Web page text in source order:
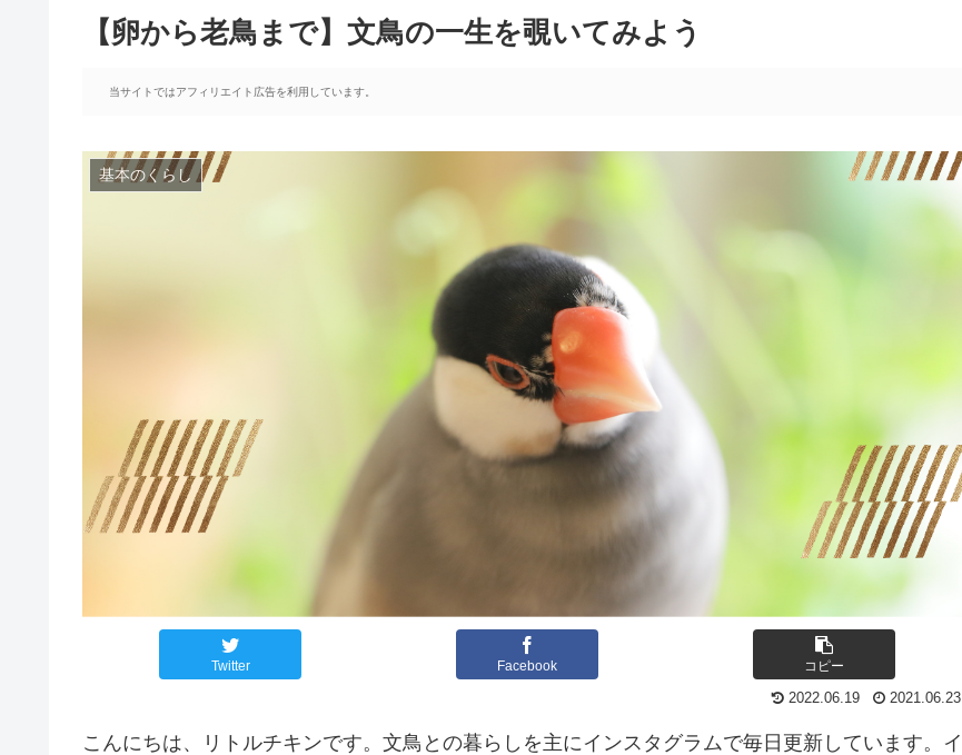
【卵から老鳥まで】文鳥の一生を覗いてみよう
当サイトではアフィリエイト広告を利用しています。
基本のくらし
Twitter Facebook コピー
2022.06.19 2021.06.23
こんにちは、リトルチキンです。文鳥との暮らしを主にインスタグラムで毎日更新しています。イ